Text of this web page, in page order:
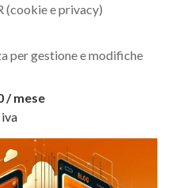
(cookie e privacy)
per gestione e modifiche
/ mese